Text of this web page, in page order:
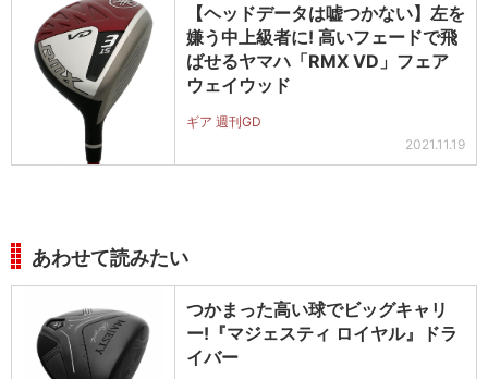
【ヘッドデータは嘘つかない】左を
嫌う中上級者に! 高いフェードで飛
ばせるヤマハ「RMX VD」フェア
ウェイウッド
ギア 週刊GD
2021.11.19
あわせて読みたい
つかまった高い球でビッグキャリ
ー!『マジェスティ ロイヤル』ドラ
イバー